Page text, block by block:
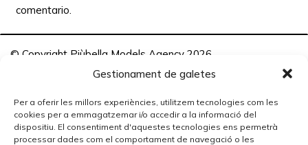
Gestionament de galetes
Per a oferir les millors experiències, utilitzem tecnologies com les
cookies per a emmagatzemar i/o accedir a la informació del
dispositiu. El consentiment d'aquestes tecnologies ens permetrà
processar dades com el comportament de navegació o les
comentario.
© Copyright Piùbella Models Agency 2026
Creative Corner Agency
Carrer Tomàs Carreras Artau, nº 9 baixos, 17003, Girona